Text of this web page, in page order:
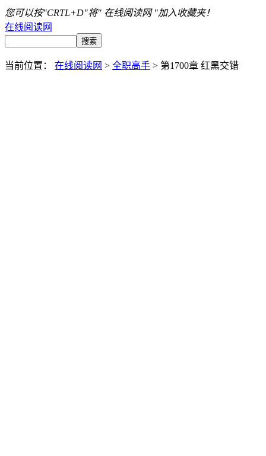
您可以按"CRTL+D"将" 在线阅读网 "加入收藏夹！
在线阅读网
当前位置： 在线阅读网 > 全职高手 > 第1700章 红黑交错